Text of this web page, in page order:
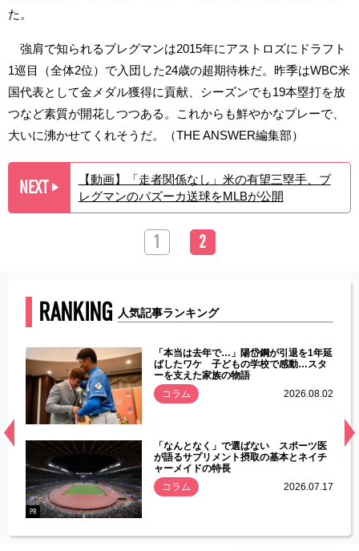
た。
強肩で知られるブレグマンは2015年にアストロズにドラフト
1巡目（全体2位）で入団した24歳の超期待株だ。昨季はWBC米
国代表として金メダル獲得に貢献、シーズンでも19本塁打を放
つなど素質が開花しつつある。これからも鮮やかなプレーで、
大いに沸かせてくれそうだ。（THE ANSWER編集部）
NEXT ▶︎
【動画】「走者関係なし」米の有望三塁手、ブ
レグマンのバズーカ送球をMLBが公開
1 2
RANKING 人気記事ランキング
常
「本当は去年で…」陽岱鋼が引退を1年延
ばしたワケ 子どもの学校で感動…スタ
ーを支えた家族の物語
コラム
2026.08.02
PR
「なんとなく」で選ばない スポーツ医
が語るサプリメント摂取の基本とネイチ
ャーメイドの特長
コラム
2026.07.17